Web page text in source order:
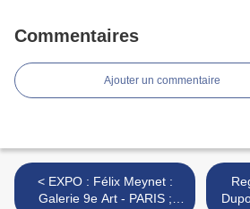
Commentaires
Ajouter un commentaire
< EXPO : Félix Meynet :
Galerie 9e Art - PARIS ;
Regard :